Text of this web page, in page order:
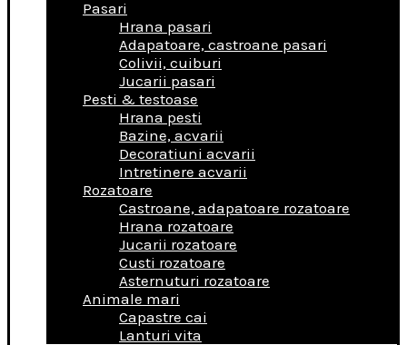
Pasari
Hrana pasari
Adapatoare, castroane pasari
Colivii, cuiburi
Jucarii pasari
Pesti & testoase
Hrana pesti
Bazine, acvarii
Decoratiuni acvarii
Intretinere acvarii
Rozatoare
Castroane, adapatoare rozatoare
Hrana rozatoare
Jucarii rozatoare
Custi rozatoare
Asternuturi rozatoare
Animale mari
Capastre cai
Lanturi vita